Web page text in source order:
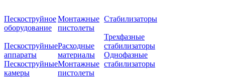
Пескоструйное
оборудование
Пескоструйные
аппараты
Пескоструйные
камеры
Монтажные
пистолеты
Расходные
материалы
Монтажные
пистолеты
Стабилизаторы
Трехфазные
стабилизаторы
Однофазные
стабилизаторы